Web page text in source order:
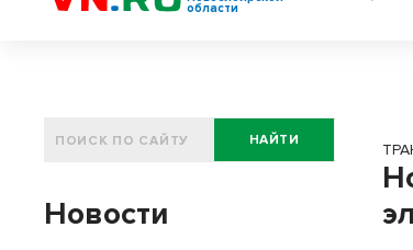
области
НАЙТИ
Новости